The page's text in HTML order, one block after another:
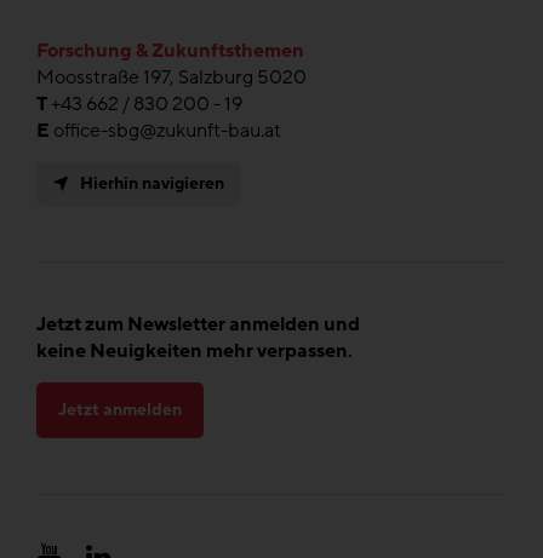
Forschung & Zukunftsthemen
Moosstraße 197, Salzburg 5020
T+43 662 / 830 200 - 19
E office-sbg@zukunft-bau.at
Hierhin navigieren
Jetzt zum Newsletter anmelden und
keine Neuigkeiten mehr verpassen.
Jetzt anmelden